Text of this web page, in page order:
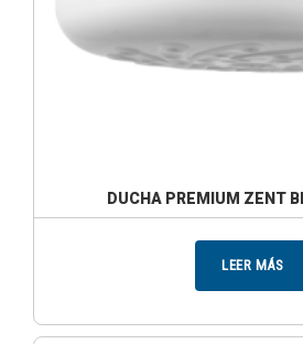
DUCHA PREMIUM ZENT
LEER MÁS